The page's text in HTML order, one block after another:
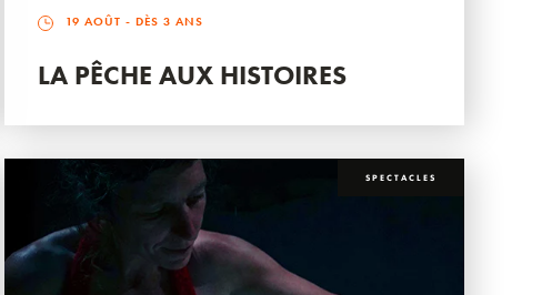
19 AOÛT - DÈS 3 ANS
LA PÊCHE AUX HISTOIRES
SPECTACLES